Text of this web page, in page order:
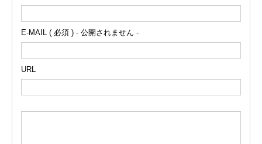
E-MAIL ( 必須 ) - 公開されません -
URL